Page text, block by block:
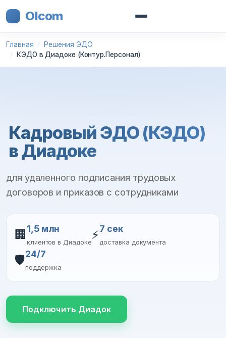
Olcom
Главная
Решения ЭДО
КЭДО в Диадоке (Контур.Персонал)
Кадровый ЭДО (КЭДО)
в Диадоке
для удаленного подписания трудовых
договоров и приказов с сотрудниками
🏢 1,5 млн
клиентов в Диадоке
⚡7 сек
доставка документа
🛡️24/7
поддержка
Подключить Диадок